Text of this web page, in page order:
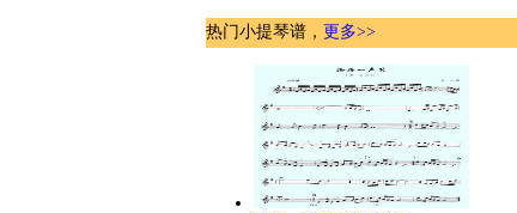
热门小提琴谱， 更多>>